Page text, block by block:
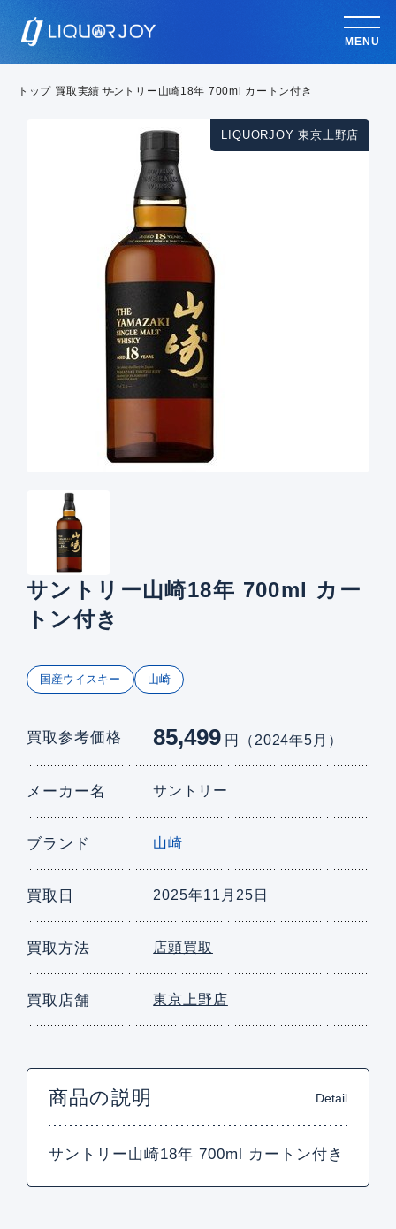
MENU
トップ 買取実績 サントリー山崎18年 700ml カートン付き
LIQUORJOY 東京上野店
サントリー山崎18年 700ml カー
トン付き
国産ウイスキー 山崎
買取参考価格 85,499 円（2024年5月）
メーカー名 サントリー
ブランド 山崎
買取日 2025年11月25日
買取方法 店頭買取
買取店舗 東京上野店
商品の説明 Detail
サントリー山崎18年 700ml カートン付き